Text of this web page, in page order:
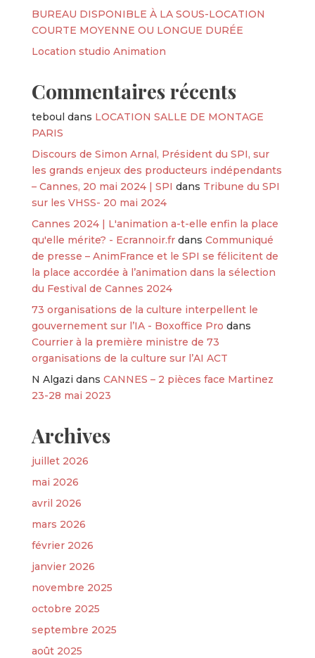
BUREAU DISPONIBLE À LA SOUS-LOCATION
COURTE MOYENNE OU LONGUE DURÉE
Location studio Animation
Commentaires récents
teboul dans LOCATION SALLE DE MONTAGE
PARIS
Discours de Simon Arnal, Président du SPI, sur
les grands enjeux des producteurs indépendants
– Cannes, 20 mai 2024 | SPI dans Tribune du SPI
sur les VHSS- 20 mai 2024
Cannes 2024 | L'animation a-t-elle enfin la place
qu'elle mérite? - Ecrannoir.frdans Communiqué
de presse – AnimFrance et le SPI se félicitent de
la place accordée à l’animation dans la sélection
du Festival de Cannes 2024
73 organisations de la culture interpellent le
gouvernement sur l’IA - Boxoffice Pro dans
Courrier à la première ministre de 73
organisations de la culture sur l’AI ACT
N Algazi dans CANNES – 2 pièces face Martinez
23-28 mai 2023
Archives
juillet 2026
mai 2026
avril 2026
mars 2026
février 2026
janvier 2026
novembre 2025
octobre 2025
septembre 2025
août 2025